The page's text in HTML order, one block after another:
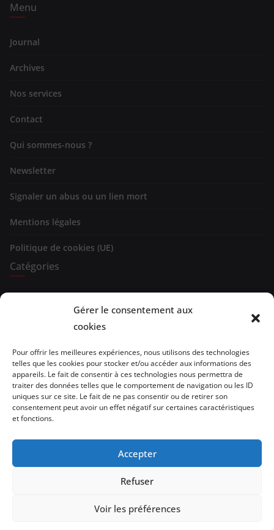
Gérer le consentement aux
cookies
Pour offrir les meilleures expériences, nous utilisons des technologies
telles que les cookies pour stocker et/ou accéder aux informations des
appareils. Le fait de consentir à ces technologies nous permettra de
traiter des données telles que le comportement de navigation ou les ID
uniques sur ce site. Le fait de ne pas consentir ou de retirer son
consentement peut avoir un effet négatif sur certaines caractéristiques
et fonctions.
Accepter
Refuser
Voir les préférences
Menu
Journal
Archives
Nos services
Contact
Qui sommes-nous ?
Newsletter
Signaler un abus ou un lien mort
Mentions légales
Politique de cookies (UE)
Catégories
Evénements
Brèves de lecture
Opinion